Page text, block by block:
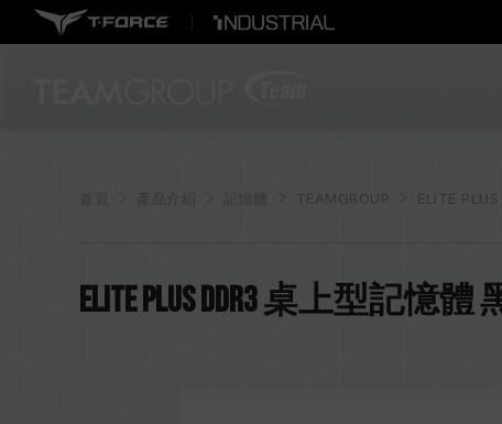
產品介紹 TEAMGROUP ELITE
ELITE PLUS DDR3 桌上型記憶體